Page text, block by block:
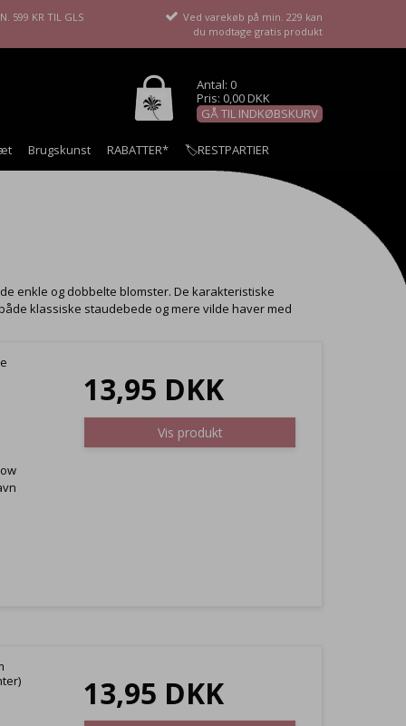
599 KR TIL GLS
Ved varekøb på min. 229 kan
du modtage gratis produkt
Antal: 0
Pris: 0,00 DKK
GÅ TIL INDKØBSKURV
Brugskunst RABATTER* 🏷️RESTPARTIER
enkle og dobbelte blomster. De karakteristiske
klassiske staudebede og mere vilde haver med
13,95 DKK
Vis produkt
13,95 DKK